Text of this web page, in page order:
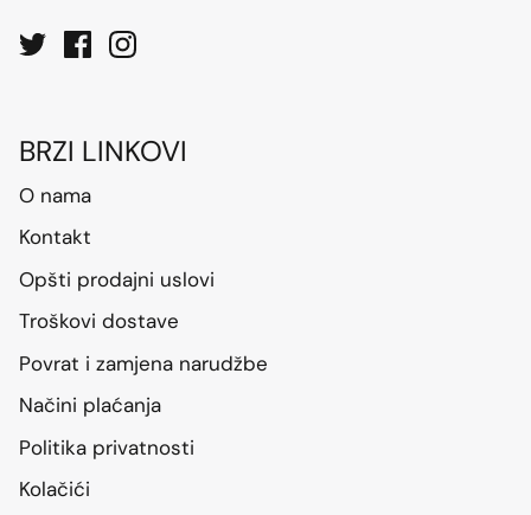
BRZI LINKOVI
O nama
Kontakt
Opšti prodajni uslovi
Troškovi dostave
Povrat i zamjena narudžbe
Načini plaćanja
Politika privatnosti
Kolačići